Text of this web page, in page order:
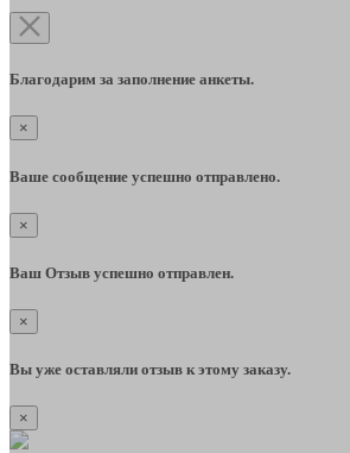
Благодарим за заполнение анкеты.
×
Ваше сообщение успешно отправлено.
×
Ваш Отзыв успешно отправлен.
×
Вы уже оставляли отзыв к этому заказу.
×